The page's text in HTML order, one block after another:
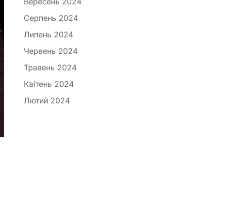
Серпень 2024
Липень 2024
Червень 2024
Травень 2024
Квітень 2024
Лютий 2024